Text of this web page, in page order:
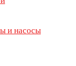
и насосы